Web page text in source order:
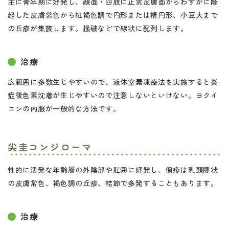
起した皮膚常色から紅褐色調で円形または楕円形、小豆大まで
の丘疹が集簇します。掻破などで線状に配列します。
治療
広範囲に多数生じやすいので、液体窒素凍療法を実施すると炎
症後色素沈着が生じやすいので注意しないといけない。ヨクイ
ニンの内服が一般的な方法です。
尖圭コンジローマ
性的に活発な年齢層の外陰部や肛囲に好発し、個疹は乳頭腫状
の皮膚常色、褐色調の丘疹、結節で多発することもあります。
治療